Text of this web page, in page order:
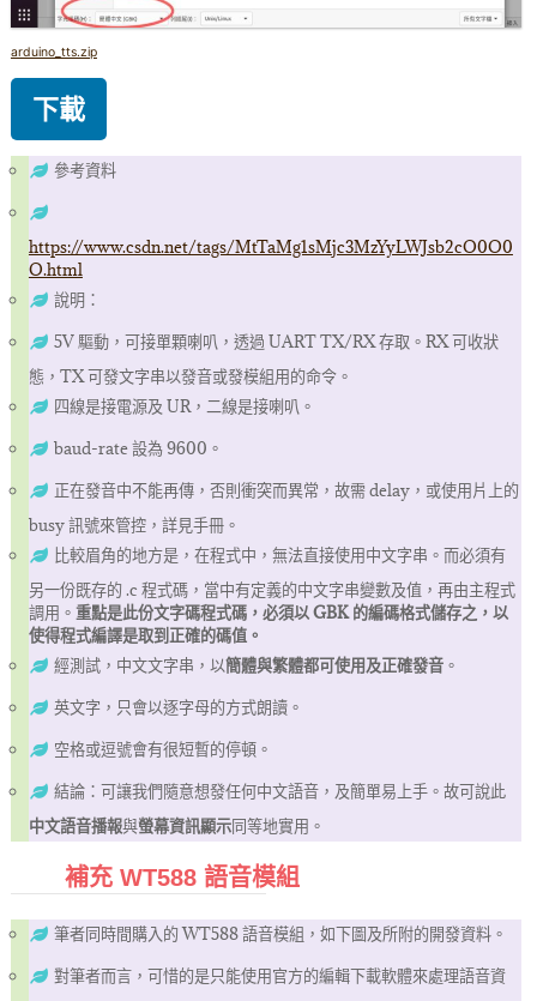
arduino_tts.zip
下載
參考資料
https://www.csdn.net/tags/MtTaMg1sMjc3MzYyLWJsb2cO0O0
O.html
說明：
5V 驅動，可接單顆喇叭，透過 UART TX/RX 存取。RX 可收狀
態，TX 可發文字串以發音或發模組用的命令。
四線是接電源及 UR，二線是接喇叭。
baud-rate 設為 9600。
正在發音中不能再傳，否則衝突而異常，故需 delay，或使用片上的
busy 訊號來管控，詳見手冊。
比較眉角的地方是，在程式中，無法直接使用中文字串。而必須有
另一份既存的 .c 程式碼，當中有定義的中文字串變數及值，再由主程式
調用。 重點是此份文字碼程式碼，必須以 GBK 的編碼格式儲存之，以
使得程式編譯是取到正確的碼值。
經測試，中文文字串，以簡體與繁體都可使用及正確發音。
英文字，只會以逐字母的方式朗讀。
空格或逗號會有很短暫的停頓。
結論：可讓我們隨意想發任何中文語音，及簡單易上手。故可說此
中文語音播報與螢幕資訊顯示同等地實用。
補充 WT588 語音模組
筆者同時間購入的 WT588 語音模組，如下圖及所附的開發資料。
對筆者而言，可惜的是只能使用官方的編輯下載軟體來處理語音資